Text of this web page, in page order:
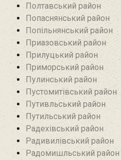
Полтавський район
Попаснянський район
Попільнянський район‎
Приазовський район
Прилуцький район
Приморський район
Пулинський район
Пустомитівський район
Путивльський район‎
Путильський район
Радехівський район
Радивилівський район
Радомишльський район‎